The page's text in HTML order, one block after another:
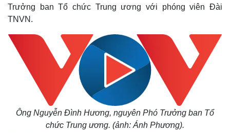
Trưởng ban Tổ chức Trung ương với phóng viên Đài
TNVN.
Ông Nguyễn Đình Hương, nguyên Phó Trưởng ban Tổ
chức Trung ương. (ảnh: Ánh Phương).